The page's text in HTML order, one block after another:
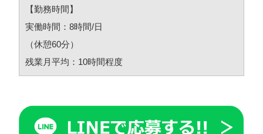
【勤務時間】
実働時間：8時間/日
（休憩60分）
残業月平均：10時間程度